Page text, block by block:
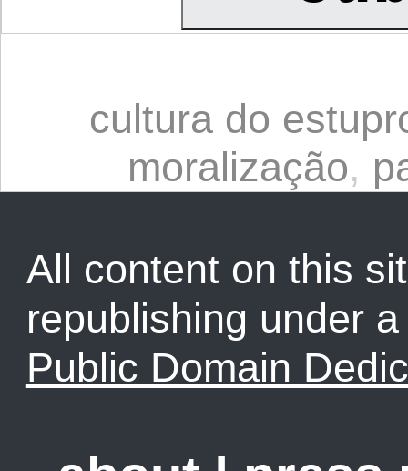
cultura do
moralização,
All content on this
republishing under
Public Domain